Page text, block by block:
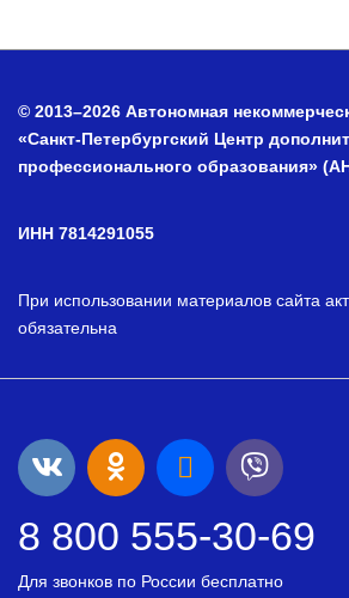
© 2013–2026 Автономная
«Санкт-Петербургский Центр
профессионального образования»
ИНН 7814291055
При использовании материалов сайта
обязательна
8 800 555-30-69
Для звонков по России бесплатно